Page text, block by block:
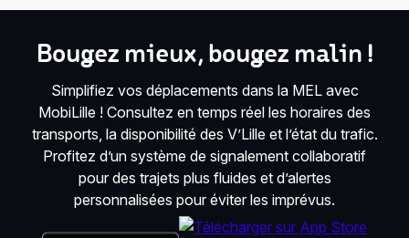
Bougez mieux, bougez malin !
Simplifiez vos déplacements dans la MEL avec
MobiLille ! Consultez en temps réel les horaires des
transports, la disponibilité des V’Lille et l’état du trafic.
Profitez d’un système de signalement collaboratif
pour des trajets plus fluides et d’alertes
personnalisées pour éviter les imprévus.